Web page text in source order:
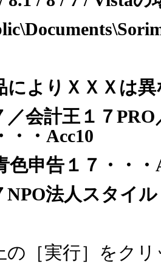
よりＸＸＸは
／会計王１７PRO
・・ Acc10
色申告１７・・・
NPO法人スタイ
の［実行］をク